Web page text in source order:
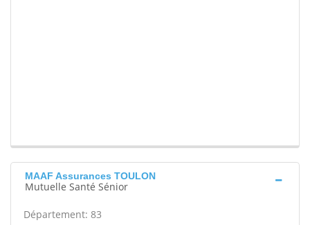
MAAF Assurances TOULON
Mutuelle Santé Sénior
Département: 83